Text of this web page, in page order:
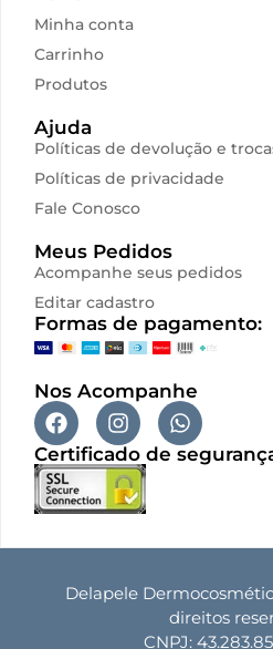
Minha conta
Carrinho
Produtos
Ajuda
Políticas de devolução e
Políticas de privacidade
Fale Conosco
Meus Pedidos
Acompanhe seus pedidos
Editar cadastro
Formas de pagamento:
Nos Acompanhe
Certificado de
Delapele
direitos
CNPJ: